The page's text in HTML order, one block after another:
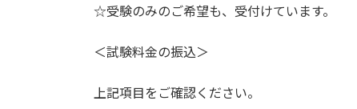
☆受験のみのご希望も、受付けています。
＜試験料金の振込＞
上記項目をご確認ください。